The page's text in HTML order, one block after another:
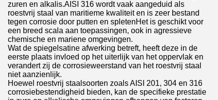
zuren en alkalis.AISI 316 wordt vaak aangeduid als
roestvrij staal van maritieme kwaliteit en is zeer bestand
tegen corrosie door putten en spletenHet is geschikt voor
een breed scala aan toepassingen, ook in agressieve
chemische en mariene omgevingen.
Wat de spiegelsatine afwerking betreft, heeft deze in de
eerste plaats invloed op het uiterlijk van het oppervlak en
verandert zij de corrosieweerstand van het roestvrij staal
niet aanzienlijk.
Hoewel roestvrij staalsoorten zoals AISI 201, 304 en 316
corrosiebestendigheid bieden, kan de specifieke prestatie